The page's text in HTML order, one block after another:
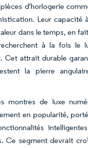
d'horlogerie
Leur capacité
dans le temps, en
à la fois le
Cet attrait durable
la pierre
montres de luxe
en popularité,
Ce segment devrait